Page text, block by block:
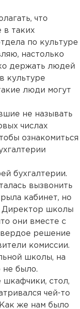
что
в таких
по культуре
настолько
держать людей
культуре
люди могут
не называть
числах
ознакомиться
бухгалтерии.
вызвонить
кабинет, но
Директор школы
они вместе с
решение
комиссии.
школы, на
не было.
шкафчики, стол,
чей-то
же нам было